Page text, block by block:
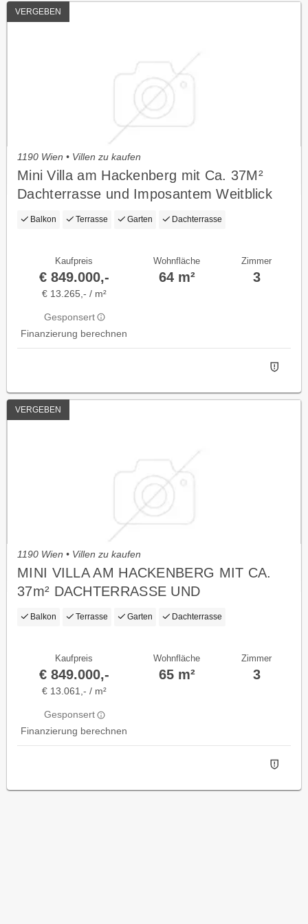
VERGEBEN
1190 Wien • Villen zu kaufen
Mini Villa am Hackenberg mit Ca. 37M²
Dachterrasse und Imposantem Weitblick
auf die City - Eigengrund im Kleingarten -
Balkon Terrasse Garten Dachterrasse
Kaufpreis
€ 849.000,-
€ 13.265,- / m²
Gesponsert
Finanzierung berechnen
Wohnfläche
64 m²
Zimmer
3
VERGEBEN
1190 Wien • Villen zu kaufen
MINI VILLA AM HACKENBERG MIT CA.
37m² DACHTERRASSE UND
IMPOSANTEM WEITBLICK AUF DIE CITY
Balkon Terrasse Garten Dachterrasse
Kaufpreis
€ 849.000,-
€ 13.061,- / m²
Gesponsert
Finanzierung berechnen
Wohnfläche
65 m²
Zimmer
3